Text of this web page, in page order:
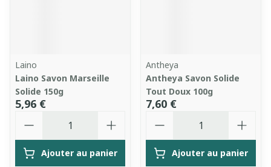
Laino
Laino Savon Marseille
Solide 150g
5,96 €
Ajouter au panier
Antheya
Antheya Savon Solide
Tout Doux 100g
7,60 €
Ajouter au panier